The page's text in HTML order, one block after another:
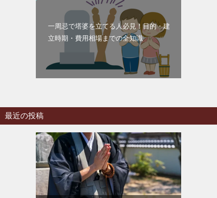
一周忌で塔婆を立てる人必見！目的・建
立時期・費用相場までの全知識
最近の投稿